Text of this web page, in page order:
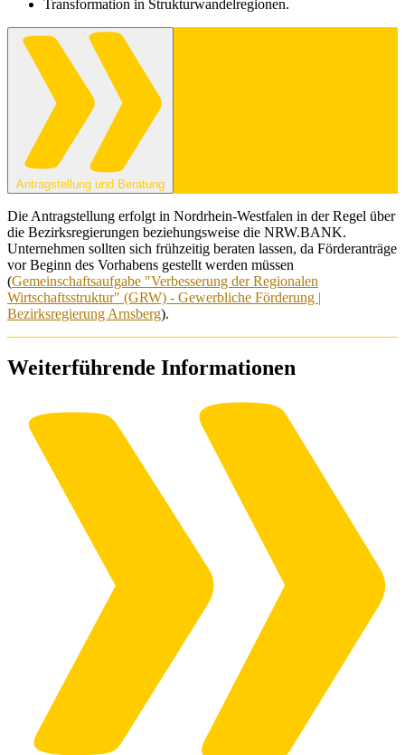
Transformation in Strukturwandelregionen.
Antragstellung und Beratung
Die Antragstellung erfolgt in Nordrhein-Westfalen in der Regel über
die Bezirksregierungen beziehungsweise die NRW.BANK.
Unternehmen sollten sich frühzeitig beraten lassen, da Förderanträge
vor Beginn des Vorhabens gestellt werden müssen
(Gemeinschaftsaufgabe "Verbesserung der Regionalen
Wirtschaftsstruktur" (GRW) - Gewerbliche Förderung |
Bezirksregierung Arnsberg).
Weiterführende Informationen